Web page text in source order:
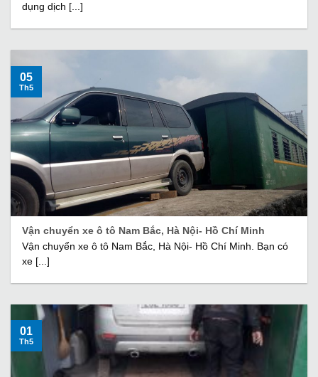
dụng dịch [...]
Vận chuyển xe ô tô Nam Bắc, Hà Nội- Hồ Chí Minh
Vận chuyển xe ô tô Nam Bắc, Hà Nội- Hồ Chí Minh. Bạn có
xe [...]
05
Th5
01
Th5